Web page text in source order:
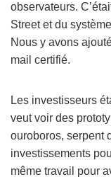
observateurs.
Street et du
Nous y avons
mail certifié.
Les investisseurs
veut voir des
ouroboros, serpent
investissements
même travail pour